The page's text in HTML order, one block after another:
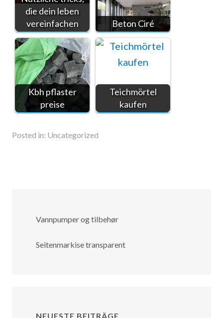
die dein leben
vereinfachen
Beton Ciré
Kbh pflaster
preise
Teichmörtel
kaufen
Posted in: Uncategorized
Vannpumper og tilbehør
Seitenmarkise transparent
NEUESTE BEITRÄGE